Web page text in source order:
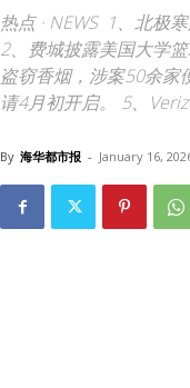
热点 · NEWS 1、北极
2、费城披露美国大学
盗窃香烟，涉案50余家
请4月初开启。 5、
By 海华都市报 - January 16,